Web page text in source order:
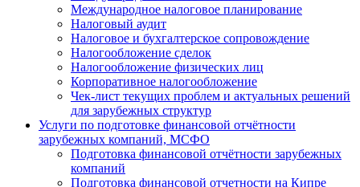
Международное налоговое планирование
Налоговый аудит
Налоговое и бухгалтерское сопровождение
Налогообложение сделок
Налогообложение физических лиц
Корпоративное налогообложение
Чек-лист текущих проблем и актуальных решений
для зарубежных структур
Услуги по подготовке финансовой отчётности
зарубежных компаний, МСФО
Подготовка финансовой отчётности зарубежных
компаний
Подготовка финансовой отчетности на Кипре